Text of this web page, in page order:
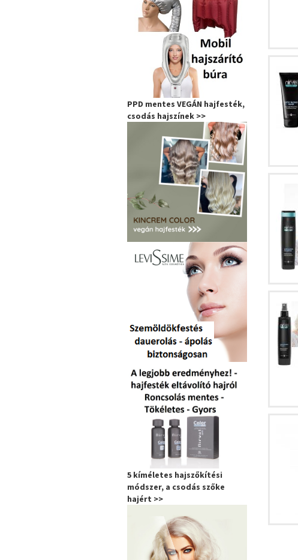
PPD mentes VEGÁN hajfesték,
csodás hajszínek >>
5 kíméletes hajszőkítési
módszer, a csodás szőke
hajért >>